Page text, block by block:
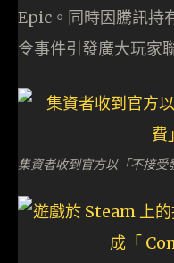
Epic。同時因騰訊持
令事件引發廣大玩家
集資者收到官方以「不接受